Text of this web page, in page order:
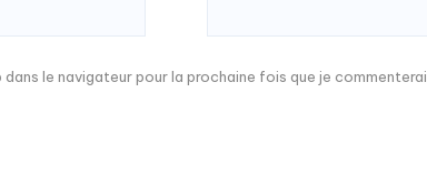
le navigateur pour la prochaine fois que je commenterai.